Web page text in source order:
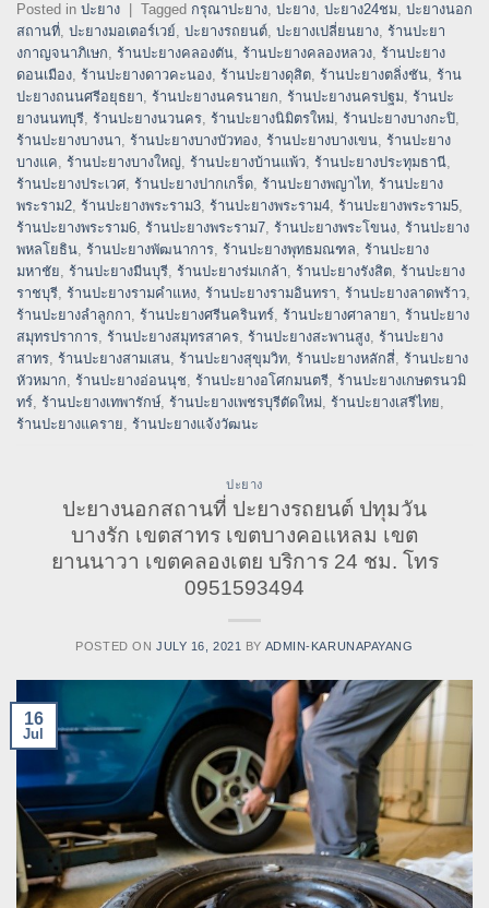
Posted in ปะยาง Tagged กรุณาปะยาง, ปะยาง, ปะยาง24ชม, ปะยางนอก
สถานที่, ปะยางมอเตอร์เวย์, ปะยางรถยนต์, ปะยางเปลี่ยนยาง, ร้านปะยา
งกาญจนาภิเษก, ร้านปะยางคลองตัน, ร้านปะยางคลองหลวง, ร้านปะยาง
ดอนเมือง, ร้านปะยางดาวคะนอง, ร้านปะยางดุสิต, ร้านปะยางตลิ่งชัน, ร้าน
ปะยางถนนศรีอยุธยา, ร้านปะยางนครนายก, ร้านปะยางนครปฐม, ร้านปะ
ยางนนทบุรี, ร้านปะยางนวนคร, ร้านปะยางนิมิตรใหม่, ร้านปะยางบางกะปิ,
ร้านปะยางบางนา, ร้านปะยางบางบัวทอง, ร้านปะยางบางเขน, ร้านปะยาง
บางแค, ร้านปะยางบางใหญ่, ร้านปะยางบ้านแพ้ว, ร้านปะยางประทุมธานี,
ร้านปะยางประเวศ, ร้านปะยางปากเกร็ด, ร้านปะยางพญาไท, ร้านปะยาง
พระราม2, ร้านปะยางพระราม3, ร้านปะยางพระราม4, ร้านปะยางพระราม5,
ร้านปะยางพระราม6, ร้านปะยางพระราม7, ร้านปะยางพระโขนง, ร้านปะยาง
พหลโยธิน, ร้านปะยางพัฒนาการ, ร้านปะยางพุทธมณฑล, ร้านปะยาง
มหาชัย, ร้านปะยางมีนบุรี, ร้านปะยางร่มเกล้า, ร้านปะยางรังสิต, ร้านปะยาง
ราชบุรี, ร้านปะยางรามคำแหง, ร้านปะยางรามอินทรา, ร้านปะยางลาดพร้าว,
ร้านปะยางลำลูกกา, ร้านปะยางศรีนครินทร์, ร้านปะยางศาลายา, ร้านปะยาง
สมุทรปราการ, ร้านปะยางสมุทรสาคร, ร้านปะยางสะพานสูง, ร้านปะยาง
สาทร, ร้านปะยางสามเสน, ร้านปะยางสุขุมวิท, ร้านปะยางหลักสี่, ร้านปะยาง
หัวหมาก, ร้านปะยางอ่อนนุช, ร้านปะยางอโศกมนตรี, ร้านปะยางเกษตรนวมิ
ทร์, ร้านปะยางเทพารักษ์, ร้านปะยางเพชรบุรีตัดใหม่, ร้านปะยางเสรีไทย,
ร้านปะยางแคราย, ร้านปะยางแจ้งวัฒนะ
ปะยาง
ปะยางนอกสถานที่ ปะยางรถยนต์ ปทุมวัน
บางรัก เขตสาทร เขตบางคอแหลม เขต
ยานนาวา เขตคลองเตย บริการ 24 ชม. โทร
0951593494
POSTED ON JULY 16, 2021 BY ADMIN-KARUNAPAYANG
16
Jul